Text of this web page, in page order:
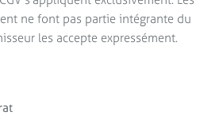
ne font pas partie intégrante du
les accepte expressément.